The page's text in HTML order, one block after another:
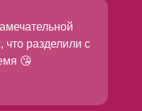
что разделили с
😘